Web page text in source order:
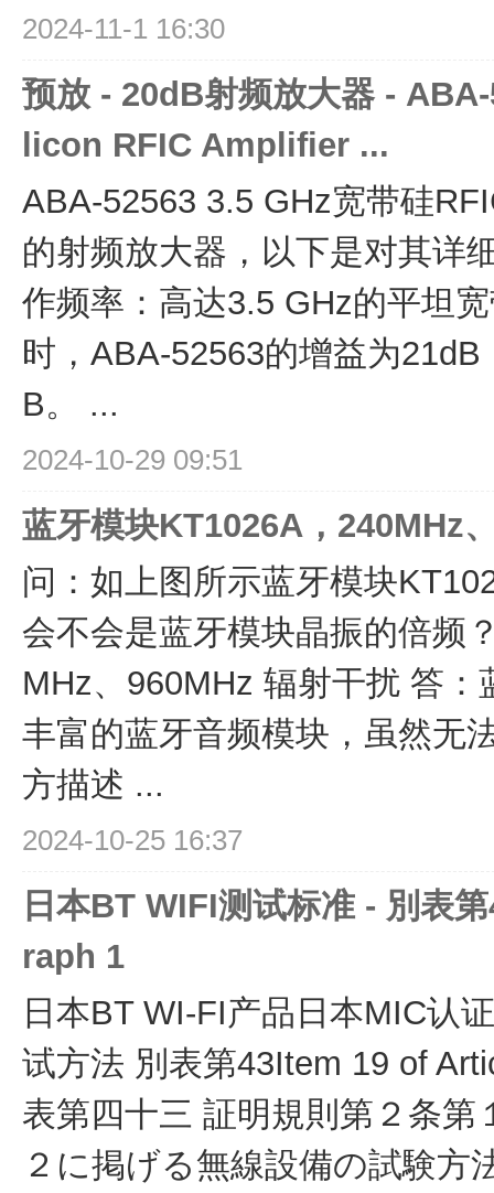
2024-11-1 16:30
预放 - 20dB射频放大器 -
licon RFIC Amplifier ...
ABA-52563 3.5 GHz宽带硅
的射频放大器，以下是对其详
作频率：高达3.5 GHz的平坦
时，ABA-52563的增益为
B。 ...
2024-10-29 09:51
蓝牙模块KT1026A，240MHz
问：如上图所示蓝牙模块
会不会是蓝牙模块晶振的倍频
MHz、960MHz 辐射干扰 答
丰富的蓝牙音频模块，虽然无
方描述 ...
2024-10-25 16:37
日本BT WIFI测试标准 - 別表
raph 1
日本BT WI-FI产品日本MIC认
试方法 別表第43Item 19 of
表第四十三 証明規則第２条
２に掲げる無線設備の試験方